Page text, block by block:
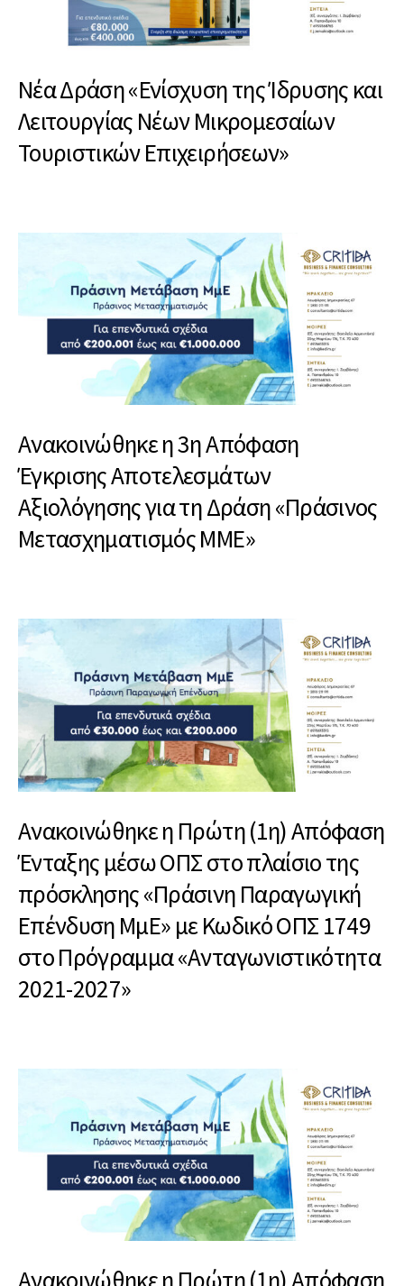
Νέα Δράση «Ενίσχυση της Ίδρυσης και
Λειτουργίας Νέων Μικρομεσαίων
Τουριστικών Επιχειρήσεων»
Ανακοινώθηκε η 3η Απόφαση
Έγκρισης Αποτελεσμάτων
Αξιολόγησης για τη Δράση «Πράσινος
Μετασχηματισμός ΜΜΕ»
Ανακοινώθηκε η Πρώτη (1η) Απόφαση
Ένταξης μέσω ΟΠΣ στο πλαίσιο της
πρόσκλησης «Πράσινη Παραγωγική
Επένδυση ΜμΕ» με Κωδικό ΟΠΣ 1749
στο Πρόγραμμα «Ανταγωνιστικότητα
2021-2027»
Ανακοινώθηκε η Πρώτη (1η) Απόφαση